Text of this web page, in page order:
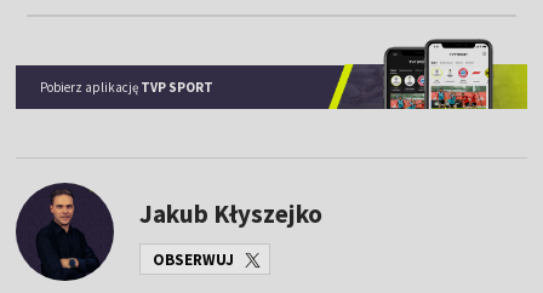
Pobierz aplikację TVP SPORT
Jakub Kłyszejko
OBSERWUJ